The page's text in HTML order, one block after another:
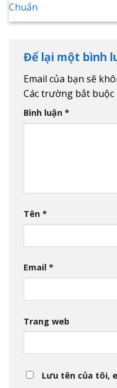
Chuẩn
Để lại một bình
Email của bạn sẽ
Các trường bắt
Bình luận *
Tên *
Email *
Trang web
Lưu tên của tôi,